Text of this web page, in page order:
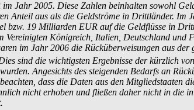
Jahr 2005. Diese Zahlen beinhalten sowohl
Anteil aus als die Geldströme in Drittländer.
bzw. 19 Milliarden EUR auf die Geldflüsse in
Vereinigten Königreich, Italien, Deutschland
im Jahr 2006 die Rück­über­weisungen aus
sind die wichtigsten Ergebnisse der kürzlich
Angesichts des steigenden Bedarfs an
dass die Daten aus den Mitglied­staaten
nicht erhoben und fließen daher nicht in die